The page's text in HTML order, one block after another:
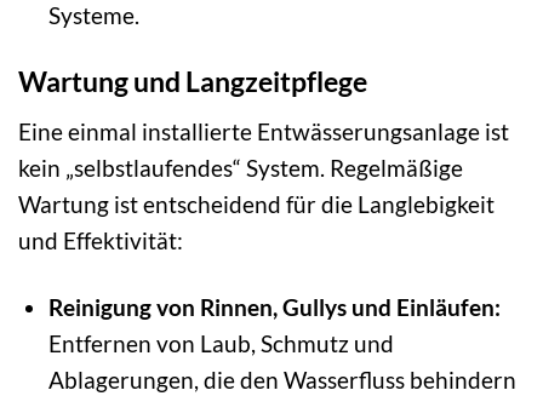
Systeme.
Wartung und Langzeitpflege
Eine einmal installierte Entwässerungsanlage ist
kein „selbstlaufendes“ System. Regelmäßige
Wartung ist entscheidend für die Langlebigkeit
und Effektivität:
Reinigung von Rinnen, Gullys und Einläufen:
Entfernen von Laub, Schmutz und
Ablagerungen, die den Wasserfluss behindern